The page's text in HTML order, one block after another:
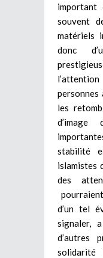
important
souvent
matériels
donc
les
d’image
stabilité
islamistes
des
d’un tel
signaler,
d’autres
solidarité